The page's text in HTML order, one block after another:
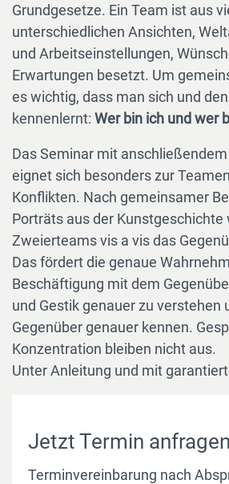
Grundgesetze. Ein Team ist aus
unterschiedlichen Ansichten,
und Arbeitseinstellungen,
Erwartungen besetzt. Um
es wichtig, dass man sich und
kennenlernt: Wer bin ich und wer
Das Seminar mit
eignet sich besonders zur
Konflikten. Nach gemeinsamer
Porträts aus der Kunstgeschichte
Zweierteams vis a vis das
Das fördert die genaue
Beschäftigung mit dem
und Gestik genauer zu verstehen
Gegenüber genauer kennen.
Konzentration bleiben nicht aus.
Unter Anleitung und mit
Jetzt Termin
Terminvereinbarung nach